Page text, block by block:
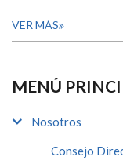
VER MÁS
MENÚ
Nosotros
Consejo